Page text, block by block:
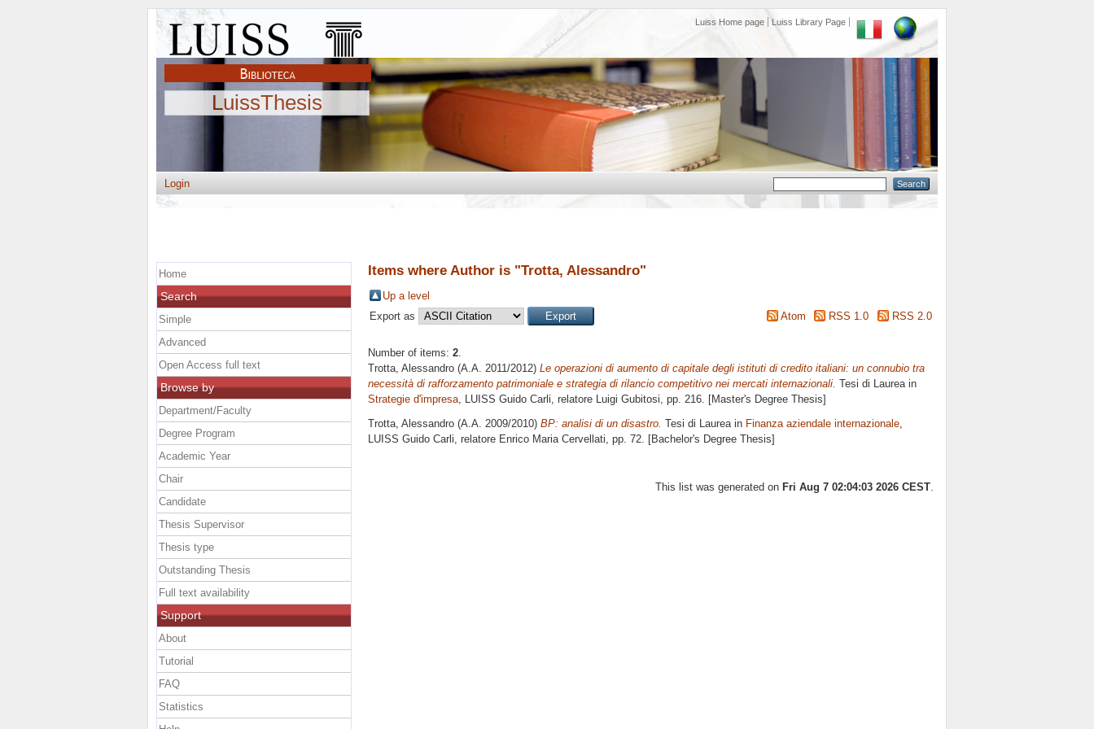
Luiss Home page Luiss Library Page
LuissThesis
Login
Items where Author is "Trotta, Alessandro"
Up a level
Export as
Atom RSS 1.0 RSS 2.0
Number of items: 2.
Trotta, Alessandro (A.A. 2011/2012) Le operazioni di aumento di capitale degli istituti di credito italiani: un connubio tra
necessità di rafforzamento patrimoniale e strategia di rilancio competitivo nei mercati internazionali. Tesi di Laurea in
Strategie d'impresa, LUISS Guido Carli, relatore Luigi Gubitosi, pp. 216. [Master's Degree Thesis]
Trotta, Alessandro (A.A. 2009/2010) BP: analisi di un disastro. Tesi di Laurea in Finanza aziendale internazionale
LUISS Guido Carli, relatore Enrico Maria Cervellati , pp. 72. [Bachelor's Degree Thesis]
This list was generated on Fri Aug 7 02:04:03 2026 CEST.
Home
Search
Simple
Advanced
Open Access full text
Browse by
Department/Faculty
Degree Program
Academic Year
Chair
Candidate
Thesis Supervisor
Thesis type
Outstanding Thesis
Full text availability
Support
About
Tutorial
FAQ
Statistics